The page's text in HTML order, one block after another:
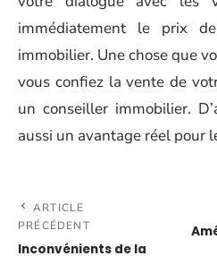
immédiatement le prix
immobilier. Une chose que
vous confiez la vente de
un conseiller immobilier.
aussi un avantage réel pour
ARTICLE
PRÉCÉDENT
Inconvénients de la